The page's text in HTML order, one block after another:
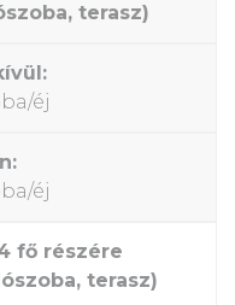
terasz)
éj
éj
fő részére
terasz)